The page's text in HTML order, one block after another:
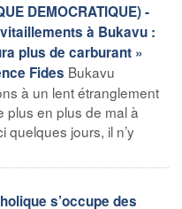
DEMOCRATIQUE) -
à Bukavu :
plus de carburant »
Fides Bukavu
à un lent étranglement
plus en plus de mal à
quelques jours, il n’y
s’occupe des